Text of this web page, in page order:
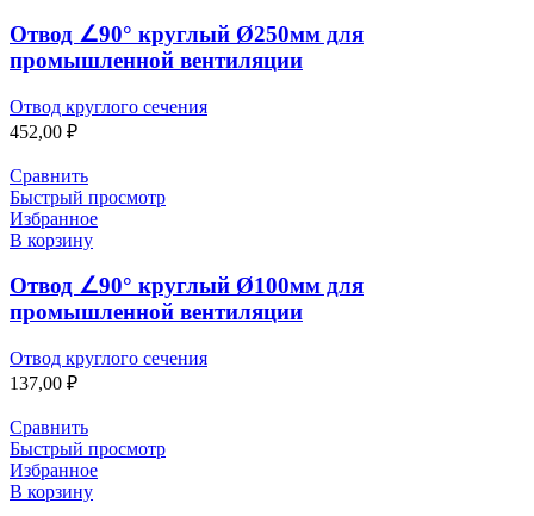
Отвод ∠90° круглый Ø250мм для
промышленной вентиляции
Отвод круглого сечения
452,00 ₽
Сравнить
Быстрый просмотр
Избранное
В корзину
Отвод ∠90° круглый Ø100мм для
промышленной вентиляции
Отвод круглого сечения
137,00 ₽
Сравнить
Быстрый просмотр
Избранное
В корзину